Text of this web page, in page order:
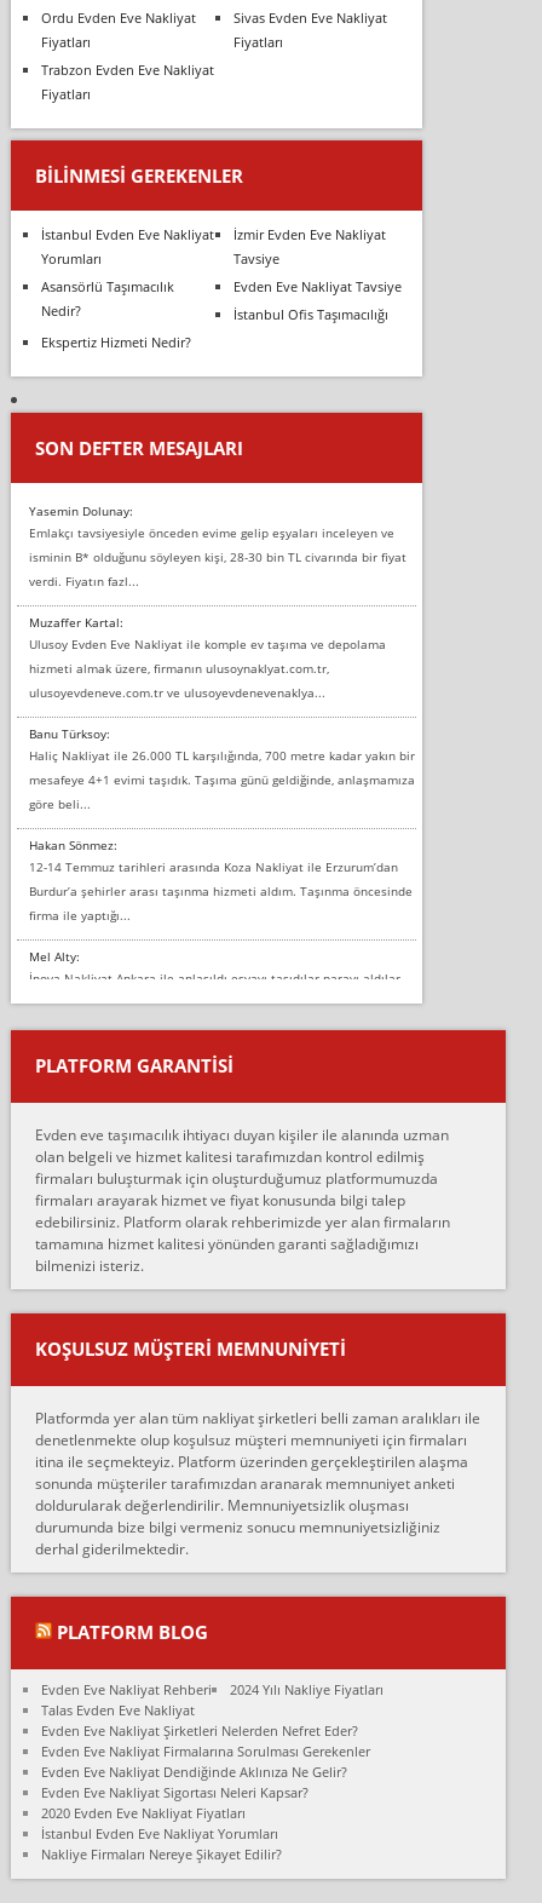
Ordu Evden Eve Nakliyat
Fiyatları
Sivas Evden Eve Nakliyat
Fiyatları
Trabzon Evden Eve Nakliyat
Fiyatları
BILINMESI GEREKENLER
İstanbul Evden Eve Nakliyat
Yorumları
İzmir Evden Eve Nakliyat
Tavsiye
Asansörlü Taşımacılık
Nedir?
Evden Eve Nakliyat Tavsiye
İstanbul Ofis Taşımacılığı
Ekspertiz Hizmeti Nedir?
SON DEFTER MESAJLARI
Yasemin Dolunay:
Emlakçı tavsiyesiyle önceden evime gelip eşyaları inceleyen ve
isminin B* olduğunu söyleyen kişi, 28-30 bin TL civarında bir fiyat
verdi. Fiyatın fazl...
Muzaffer Kartal:
Ulusoy Evden Eve Nakliyat ile komple ev taşıma ve depolama
hizmeti almak üzere, firmanın ulusoynaklyat.com.tr,
ulusoyevdeneve.com.tr ve ulusoyevdenevenaklya...
Banu Türksoy:
Haliç Nakliyat ile 26.000 TL karşılığında, 700 metre kadar yakın bir
mesafeye 4+1 evimi taşıdık. Taşıma günü geldiğinde, anlaşmamıza
göre beli...
Hakan Sönmez:
12-14 Temmuz tarihleri arasında Koza Nakliyat ile Erzurum’dan
Burdur’a şehirler arası taşınma hizmeti aldım. Taşınma öncesinde
firma ile yaptığı...
Mel Alty:
İnova Nakliyat Ankara ile anlaşıldı eşyayı taşıdılar parayı aldılar.
Salon duvarına bir baktım birisi boydan alüminyum renkli bantı
yapıştırm...
Murat:
çalıştıklarını, müş...
Ahmet:
Lüleburgaz güngünes evden eve naklyat eşyalarımı taşımak için
anlaştık sabah eve geldiklerinde de eşyalarımı düzgün şekilde
sarcaz demelerine r...
mehmet güldü:
Ankara ALİCANLAR NAKLİYAT Tutarsız ve ticari ahlak problemleri
var verdikleri fiyat teklifini arttırdılar. Sonrasında taşıma gününde
oldukça tutarsı...
Ankara Alicanlar naklyat tel 5465524025. 2600 TL'ye ankaradan
Konya ya Alicanlar naklyat la anlaştık bu şahıs evin taşınacağı gün
fiyatın mazoto gele...
Fatih kokmese:
Diyarbakır dan eşyamı getirtmek için anlaştım sözleşme yaptım.
Son anda fiyat artırdılar.. mecburiyetten tasittim.. bu kişiler ağrılı
Ali:
olduk. Asansörlü dediler sonra uraya asansör kurulmaz dediler
fark istediler. ortada asa...
Nimet:
Ben 2021 Ağustos ilk haftası Evimi taşıdım yani İstanbul'un bir
Mahallesi'nden bir başka Mahallesi'ne yani Ümraniye bölgesinde
oturuyorum önceleri ara...
Nimet Köse:
Merhaba ben 2021 Ağustos ilk haftası evimi Ümraniye'den Çok
PLATFORM GARANTİSİ
Evden eve taşımacılık ihtiyacı duyan kişiler ile alanında uzman
olan belgeli ve hizmet kalitesi tarafımızdan kontrol edilmiş
firmaları buluşturmak için oluşturduğumuz platformumuzda
firmaları arayarak hizmet ve fiyat konusunda bilgi talep
edebilirsiniz. Platform olarak rehberimizde yer alan firmaların
tamamına hizmet kalitesi yönünden garanti sağladığımızı
bilmenizi isteriz.
KOŞULSUZ MÜŞTERI MEMNUNIYETI
Platformda yer alan tüm nakliyat şirketleri belli zaman aralıkları ile
denetlenmekte olup koşulsuz müşteri memnuniyeti için firmaları
itina ile seçmekteyiz. Platform üzerinden gerçekleştirilen alaşma
sonunda müşteriler tarafımızdan aranarak memnuniyet anketi
doldurularak değerlendirilir. Memnuniyetsizlik oluşması
durumunda bize bilgi vermeniz sonucu memnuniyetsizliğiniz
derhal giderilmektedir.
PLATFORM BLOG
Evden Eve Nakliyat Rehberi
2024 Yılı Nakliye Fiyatları
Talas Evden Eve Nakliyat
Evden Eve Nakliyat Şirketleri Nelerden Nefret Eder?
Evden Eve Nakliyat Firmalarına Sorulması Gerekenler
Evden Eve Nakliyat Dendiğinde Aklınıza Ne Gelir?
Evden Eve Nakliyat Sigortası Neleri Kapsar?
2020 Evden Eve Nakliyat Fiyatları
İstanbul Evden Eve Nakliyat Yorumları
Nakliye Firmaları Nereye Şikayet Edilir?